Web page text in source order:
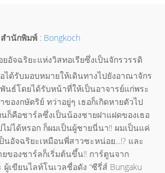
สำนักพิมพ์ : Bongkoch
อัจฉริยะแห่งวิสทอเรียซึ่งเป็นจักรวรรดิ
ได้รับมอบหมายให้เดินทางไปยังอาณาจักร
นธ์โดยได้รับหน้าที่ให้เป็นอาจารย์แก่พระ
องกษัตริย์ ทว่าอยู่ๆ เธอก็เกิดหายตัวไป
ก็คือชาร์ลซึ่งเป็นน้องชายฝาแฝดของเธอ
ม่ได้หรอก ก็ผมเป็นผู้ชายนี่นา!! ผมเป็นแค่
นอัจฉริยะเหมือนพี่สาวซะหน่อย...!? และ
ของชาร์ลก็เริ่มต้นขึ้น!! การ์ตูนจาก
เขียนไลท์โนเวลชื่อดัง “ซีรี่ส์ Bungaku